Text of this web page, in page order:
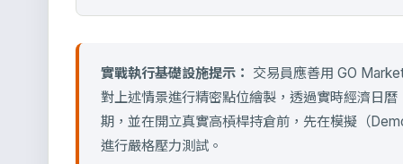
實戰執行基礎設施提示： 交易員應善用 GO
對上述情景進行精密點位繪製，透過實時經濟日
期，並在開立真實高槓桿持倉前，先在模擬（
進行嚴格壓力測試。